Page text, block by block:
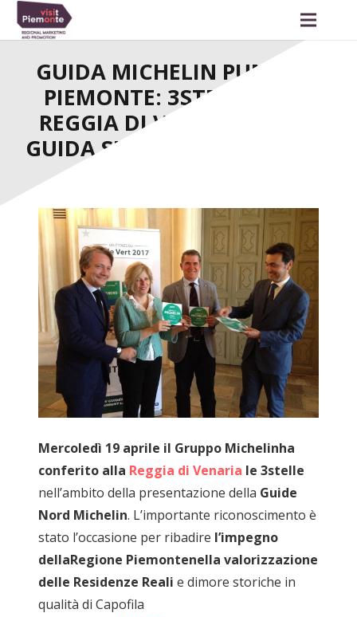
GUIDA MICHELIN PUNTA IL
PIEMONTE: 3STELLE ALLA
REGGIA DI VENARIA E UNA
GUIDA SU TORINO E LANGHE
Mercoledì 19 aprile il Gruppo Michelinha
conferito alla Reggia di Venaria le 3stelle
nell’ambito della presentazione della Guide
Nord Michelin. L’importante riconoscimento è
stato l’occasione per ribadire l’impegno
dellaRegione Piemontenella valorizzazione
delle Residenze Reali e dimore storiche in
qualità di Capofila